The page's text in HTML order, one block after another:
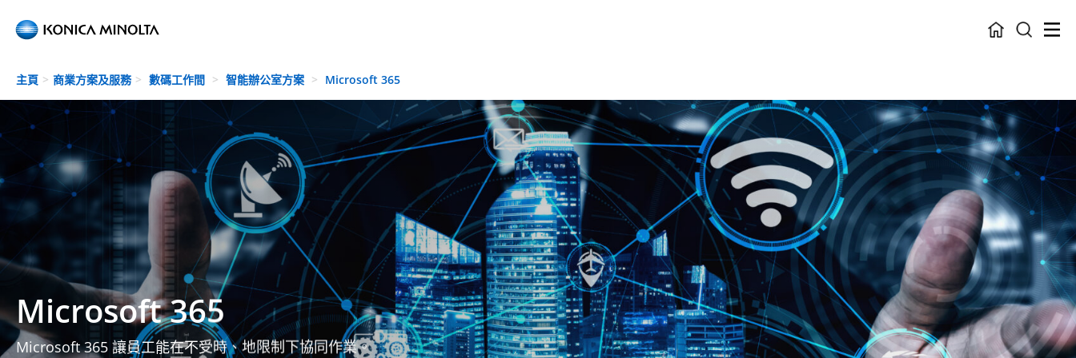
Skip to main content
主頁 商業方案及服務 數碼工作間 智能辦公室方案 Microsoft 365
Microsoft 365
Microsoft 365 讓員工能在不受時、地限制下協同作業。